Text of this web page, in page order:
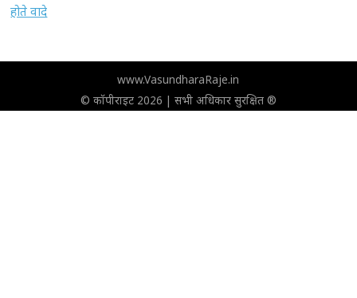
होते वादे
www.VasundharaRaje.in
© कॉपीराइट 2026 | सभी अधिकार सुरक्षित ®